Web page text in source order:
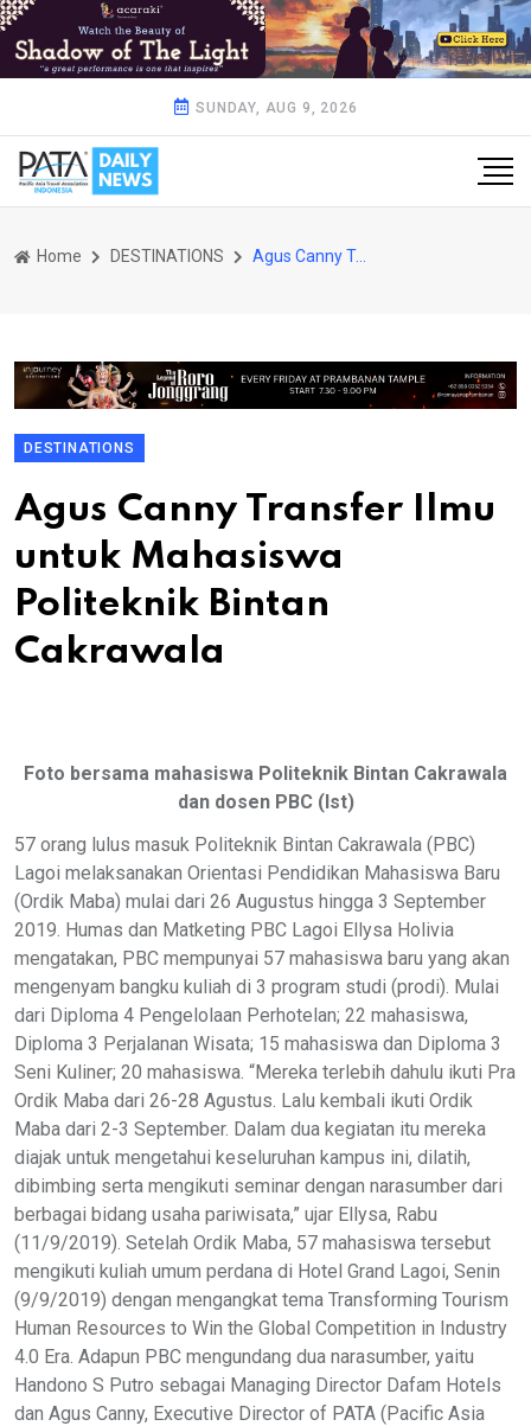
SUNDAY, AUG 9, 2026
Home DESTINATIONS Agus Canny Transfer Ilmu untuk Mahasiswa Politeknik Bintan Cakrawala
DESTINATIONS
Agus Canny Transfer Ilmu
untuk Mahasiswa
Politeknik Bintan
Cakrawala
Foto bersama mahasiswa Politeknik Bintan Cakrawala
dan dosen PBC (Ist)
57 orang lulus masuk Politeknik Bintan Cakrawala (PBC)
Lagoi melaksanakan Orientasi Pendidikan Mahasiswa Baru
(Ordik Maba) mulai dari 26 Augustus hingga 3 September
2019. Humas dan Matketing PBC Lagoi Ellysa Holivia
mengatakan, PBC mempunyai 57 mahasiswa baru yang akan
mengenyam bangku kuliah di 3 program studi (prodi). Mulai
dari Diploma 4 Pengelolaan Perhotelan; 22 mahasiswa,
Diploma 3 Perjalanan Wisata; 15 mahasiswa dan Diploma 3
Seni Kuliner; 20 mahasiswa. “Mereka terlebih dahulu ikuti Pra
Ordik Maba dari 26-28 Agustus. Lalu kembali ikuti Ordik
Maba dari 2-3 September. Dalam dua kegiatan itu mereka
diajak untuk mengetahui keseluruhan kampus ini, dilatih,
dibimbing serta mengikuti seminar dengan narasumber dari
berbagai bidang usaha pariwisata,” ujar Ellysa, Rabu
(11/9/2019). Setelah Ordik Maba, 57 mahasiswa tersebut
mengikuti kuliah umum perdana di Hotel Grand Lagoi, Senin
(9/9/2019) dengan mengangkat tema Transforming Tourism
Human Resources to Win the Global Competition in Industry
4.0 Era. Adapun PBC mengundang dua narasumber, yaitu
Handono S Putro sebagai Managing Director Dafam Hotels
dan Agus Canny, Executive Director of PATA (Pacific Asia